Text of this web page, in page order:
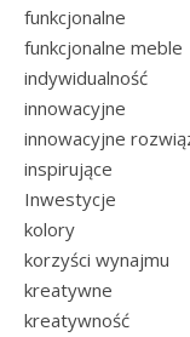
funkcjonalne
funkcjonalne meble
indywidualność
innowacyjne
innowacyjne
inspirujące
Inwestycje
kolory
korzyści wynajmu
kreatywne
kreatywność